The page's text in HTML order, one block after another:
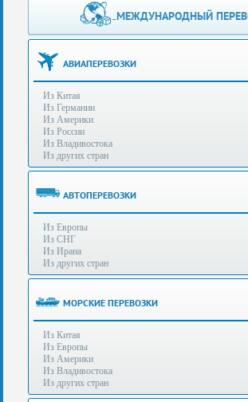
Многоканальный
телефон:
(495)
788-
Бесплатные
консультации
(Без
выходных
8:00
до
21:30)
Таможенное
оформление
грузов
аэропортах
Москвы
Дополнительные
+7 (929) 575-
96-62
+7 (925) 104-
15-94
e-mail:info@s-standard.ru
МЕЖДУНАРОДНЫЙ
АВИАПЕРЕВОЗКИ
Из Китая
Из Германии
Из Америки
Из России
Из Владивостока
Из других стран
АВТОПЕРЕВОЗКИ
Из Европы
Из СНГ
Из Ирана
Из других стран
МОРСКИЕ ПЕРЕВОЗКИ
Из Китая
Из Европы
Из Америки
Из Владивостока
Из других стран